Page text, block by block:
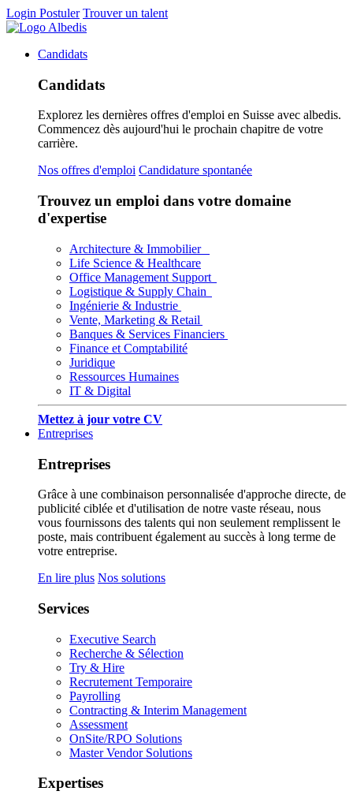
Login Postuler Trouver un talent
Candidats
Candidats
Explorez les dernières offres d'emploi en Suisse avec albedis.
Commencez dès aujourd'hui le prochain chapitre de votre
carrière.
Nos offres d'emploi Candidature spontanée
Trouvez un emploi dans votre domaine
d'expertise
Architecture & Immobilier
Life Science & Healthcare
Office Management Support
Logistique & Supply Chain
Ingénierie & Industrie
Vente, Marketing & Retail
Banques & Services Financiers
Finance et Comptabilité
Juridique
Ressources Humaines
IT & Digital
Mettez à jour votre CV
Entreprises
Entreprises
Grâce à une combinaison personnalisée d'approche directe, de
publicité ciblée et d'utilisation de notre vaste réseau, nous
vous fournissons des talents qui non seulement remplissent le
poste, mais contribuent également au succès à long terme de
votre entreprise.
En lire plus Nos solutions
Services
Executive Search
Recherche & Sélection
Try & Hire
Recrutement Temporaire
Payrolling
Contracting & Interim Management
Assessment
OnSite/RPO Solutions
Master Vendor Solutions
Expertises